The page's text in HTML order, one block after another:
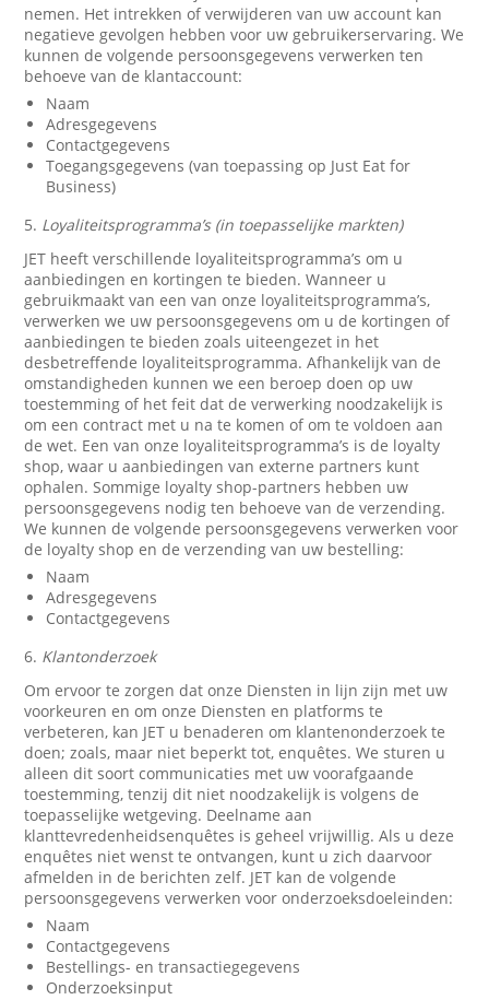
nemen. Het intrekken of verwijderen van uw account kan
negatieve gevolgen hebben voor uw gebruikerservaring. We
kunnen de volgende persoonsgegevens verwerken ten
behoeve van de klantaccount:
Naam
Adresgegevens
Contactgegevens
Toegangsgegevens (van toepassing op Just Eat for
Business)
5. Loyaliteitsprogramma’s (in toepasselijke markten)
JET heeft verschillende loyaliteitsprogramma’s om u
aanbiedingen en kortingen te bieden. Wanneer u
gebruikmaakt van een van onze loyaliteitsprogramma’s,
verwerken we uw persoonsgegevens om u de kortingen of
aanbiedingen te bieden zoals uiteengezet in het
desbetreffende loyaliteitsprogramma. Afhankelijk van de
omstandigheden kunnen we een beroep doen op uw
toestemming of het feit dat de verwerking noodzakelijk is
om een contract met u na te komen of om te voldoen aan
de wet. Een van onze loyaliteitsprogramma’s is de loyalty
shop, waar u aanbiedingen van externe partners kunt
ophalen. Sommige loyalty shop-partners hebben uw
persoonsgegevens nodig ten behoeve van de verzending.
We kunnen de volgende persoonsgegevens verwerken voor
de loyalty shop en de verzending van uw bestelling:
Naam
Adresgegevens
Contactgegevens
6. Klantonderzoek
Om ervoor te zorgen dat onze Diensten in lijn zijn met uw
voorkeuren en om onze Diensten en platforms te
verbeteren, kan JET u benaderen om klantenonderzoek te
doen; zoals, maar niet beperkt tot, enquêtes. We sturen u
alleen dit soort communicaties met uw voorafgaande
toestemming, tenzij dit niet noodzakelijk is volgens de
toepasselijke wetgeving. Deelname aan
klanttevredenheidsenquêtes is geheel vrijwillig. Als u deze
enquêtes niet wenst te ontvangen, kunt u zich daarvoor
afmelden in de berichten zelf. JET kan de volgende
persoonsgegevens verwerken voor onderzoeksdoeleinden:
Naam
Contactgegevens
Bestellings- en transactiegegevens
Onderzoeksinput